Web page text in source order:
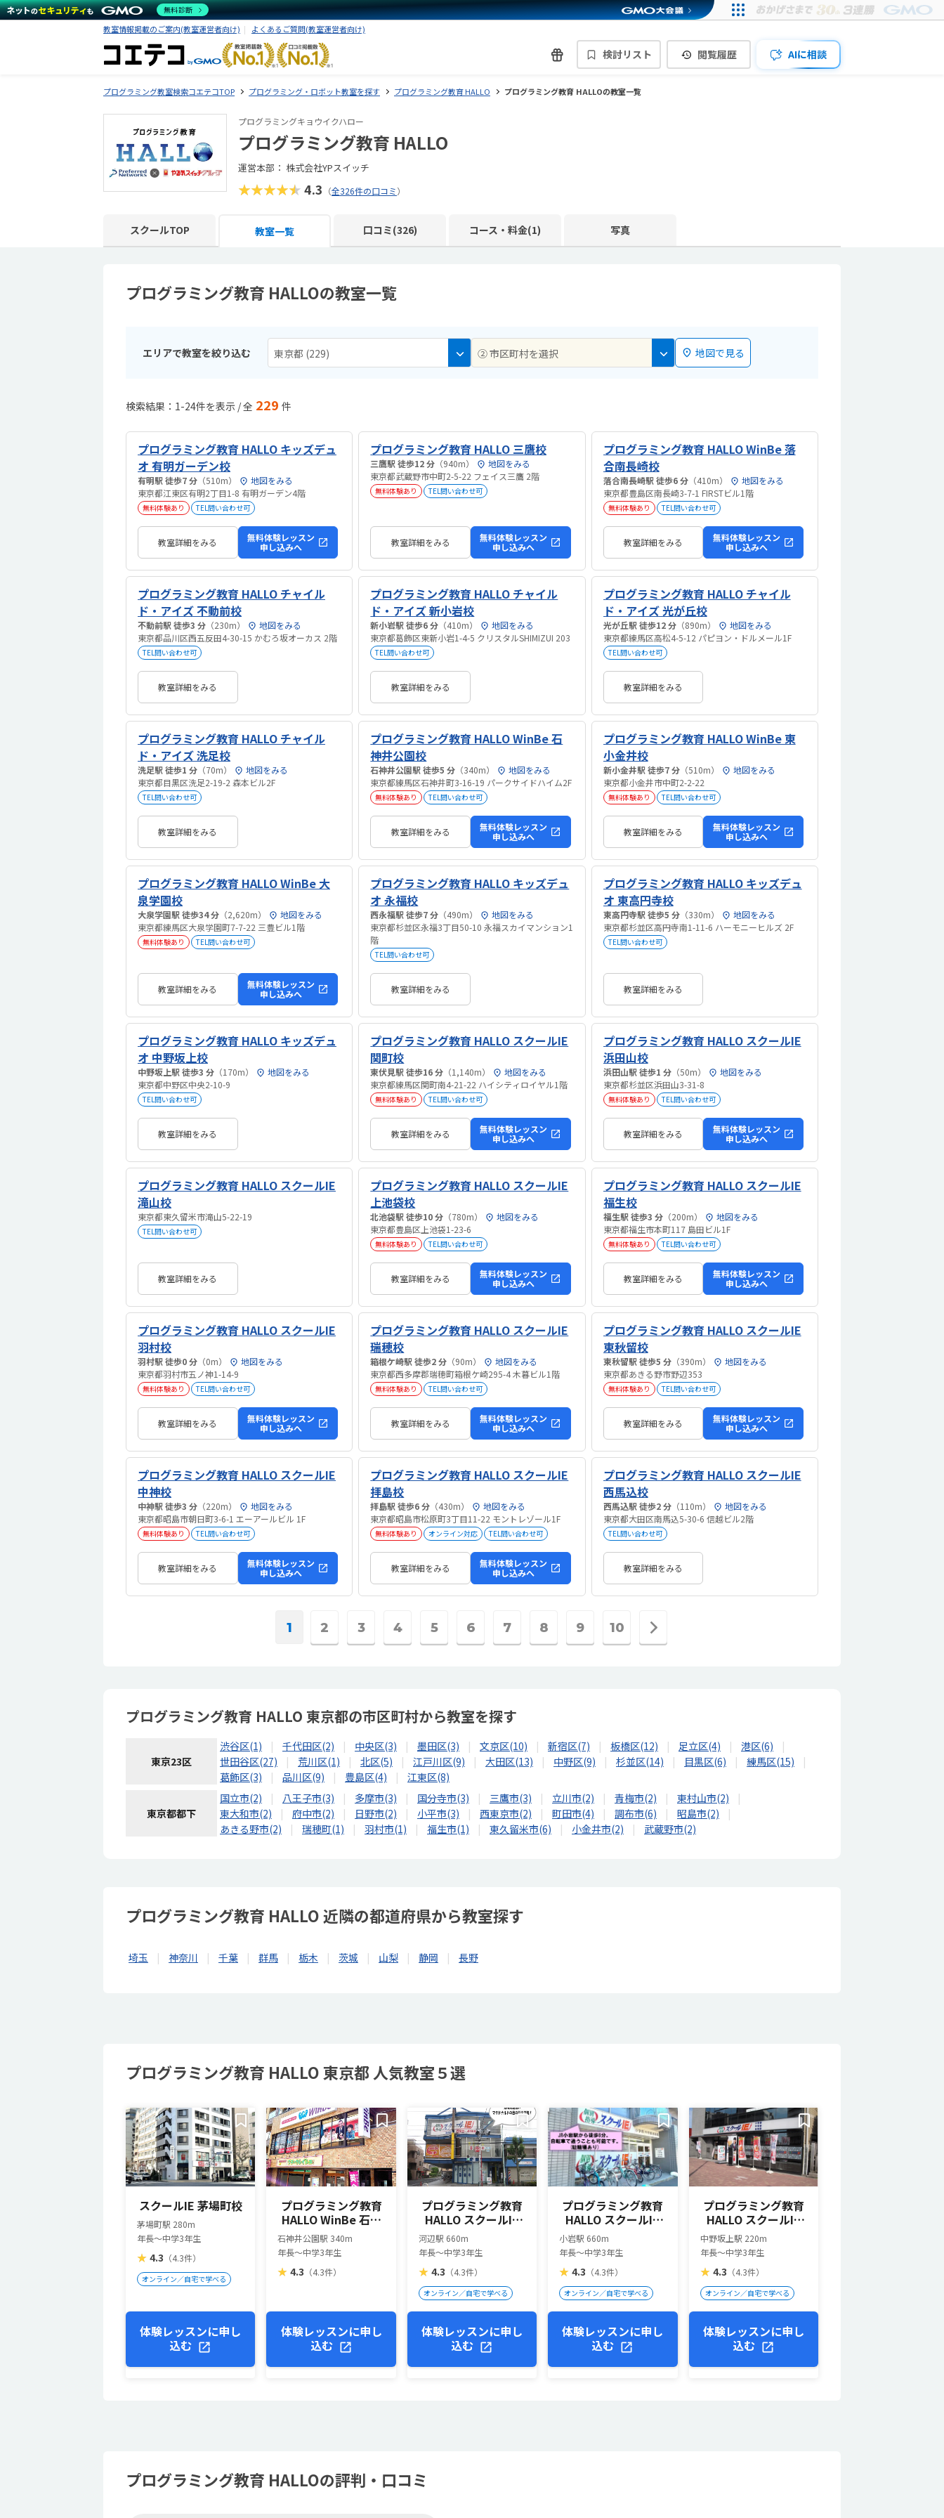
教室情報掲載のご案内(教室運営者向け) よくあるご質問(教室運営者向け)
検討リスト 閲覧履歴 AIに相談
プログラミング教室検索コエテコTOP プログラミング・ロボット教室を探す プログラミング教育 HALLO プログラミング教育 HALLOの教室一覧
プログラミングキョウイクハロー
プログラミング教育 HALLO
運営本部： 株式会社YPスイッチ
★★★★★4.3 （全326件の口コミ）
スクールTOP 教室一覧 口コミ(326) コース・料金(1) 写真
プログラミング教育 HALLOの教室一覧
エリアで教室を絞り込む 東京都 (229) ② 市区町村を選択 地図で見る
検索結果：1-24件を表示 / 全 229 件
プログラミング教育 HALLO キッズデュ
オ 有明ガーデン校
有明駅 徒歩7 分 （510m）
地図をみる
東京都江東区有明2丁目1-8 有明ガーデン4階
無料体験あり TEL問い合わせ可
教室詳細をみる
無料体験レッスン
申し込みへ
プログラミング教育 HALLO 三鷹校
三鷹駅 徒歩12 分 （940m）
地図をみる
東京都武蔵野市中町2-5-22 フェイス三鷹 2階
無料体験あり TEL問い合わせ可
教室詳細をみる
無料体験レッスン
申し込みへ
プログラミング教育 HALLO WinBe 落
合南長崎校
落合南長崎駅 徒歩6 分（410m）
地図をみる
東京都豊島区南長崎3-7-1 FIRSTビル1階
無料体験あり TEL問い合わせ可
教室詳細をみる
無料体験レッスン
申し込みへ
プログラミング教育 HALLO チャイル
ド・アイズ 不動前校
不動前駅 徒歩3 分 （230m）
地図をみる
東京都品川区西五反田4-30-15 かむろ坂オーカス 2階
TEL問い合わせ可
教室詳細をみる
プログラミング教育 HALLO チャイル
ド・アイズ 新小岩校
新小岩駅 徒歩6 分 （410m）
地図をみる
東京都葛飾区東新小岩1-4-5 クリスタルSHIMIZUI 203
TEL問い合わせ可
教室詳細をみる
プログラミング教育 HALLO チャイル
ド・アイズ 光が丘校
光が丘駅 徒歩12 分（890m）
地図をみる
東京都練馬区高松4-5-12 パピヨン・ドルメール1F
TEL問い合わせ可
教室詳細をみる
プログラミング教育 HALLO チャイル
ド・アイズ 洗足校
洗足駅 徒歩1 分 （70m）
地図をみる
東京都目黒区洗足2-19-2 森本ビル2F
TEL問い合わせ可
教室詳細をみる
プログラミング教育 HALLO WinBe 石
神井公園校
石神井公園駅 徒歩5 分 （340m）
地図をみる
東京都練馬区石神井町3-16-19 パークサイドハイム2F
無料体験あり TEL問い合わせ可
教室詳細をみる
無料体験レッスン
申し込みへ
プログラミング教育 HALLO WinBe 東
小金井校
新小金井駅 徒歩7 分（510m）
地図をみる
東京都小金井市中町2-2-22
無料体験あり TEL問い合わせ可
教室詳細をみる
無料体験レッスン
申し込みへ
プログラミング教育 HALLO WinBe 大
泉学園校
大泉学園駅 徒歩34 分 （2,620m）
地図をみる
東京都練馬区大泉学園町7-7-22 三豊ビル1階
無料体験あり TEL問い合わせ可
教室詳細をみる
無料体験レッスン
申し込みへ
プログラミング教育 HALLO キッズデュ
オ 永福校
西永福駅 徒歩7 分 （490m）
地図をみる
東京都杉並区永福3丁目50-10 永福スカイマンション1
階
TEL問い合わせ可
教室詳細をみる
プログラミング教育 HALLO キッズデュ
オ 東高円寺校
東高円寺駅 徒歩5 分（330m）
地図をみる
東京都杉並区高円寺南1-11-6 ハーモニーヒルズ 2F
TEL問い合わせ可
教室詳細をみる
プログラミング教育 HALLO キッズデュ
オ 中野坂上校
中野坂上駅 徒歩3 分 （170m）
地図をみる
東京都中野区中央2-10-9
TEL問い合わせ可
教室詳細をみる
プログラミング教育 HALLO スクールIE
関町校
東伏見駅 徒歩16 分 （1,140m）
地図をみる
東京都練馬区関町南4-21-22 ハイシティロイヤル1階
無料体験あり TEL問い合わせ可
教室詳細をみる
無料体験レッスン
申し込みへ
プログラミング教育 HALLO スクールIE
浜田山校
浜田山駅 徒歩1 分（50m）
地図をみる
東京都杉並区浜田山3-31-8
無料体験あり TEL問い合わせ可
教室詳細をみる
無料体験レッスン
申し込みへ
プログラミング教育 HALLO スクールIE
滝山校
東京都東久留米市滝山5-22-19
TEL問い合わせ可
教室詳細をみる
プログラミング教育 HALLO スクールIE
上池袋校
北池袋駅 徒歩10 分 （780m）
地図をみる
東京都豊島区上池袋1-23-6
無料体験あり TEL問い合わせ可
教室詳細をみる
無料体験レッスン
申し込みへ
プログラミング教育 HALLO スクールIE
福生校
福生駅 徒歩3 分（200m）
地図をみる
東京都福生市本町117 島田ビル1F
無料体験あり TEL問い合わせ可
教室詳細をみる
無料体験レッスン
申し込みへ
プログラミング教育 HALLO スクールIE
羽村校
羽村駅 徒歩0 分 （0m）
地図をみる
東京都羽村市五ノ神1-14-9
無料体験あり TEL問い合わせ可
教室詳細をみる
無料体験レッスン
申し込みへ
プログラミング教育 HALLO スクールIE
瑞穂校
箱根ケ崎駅 徒歩2 分 （90m）
地図をみる
東京都西多摩郡瑞穂町箱根ケ崎295-4 木暮ビル1階
無料体験あり TEL問い合わせ可
教室詳細をみる
無料体験レッスン
申し込みへ
プログラミング教育 HALLO スクールIE
東秋留校
東秋留駅 徒歩5 分（390m）
地図をみる
東京都あきる野市野辺353
無料体験あり TEL問い合わせ可
教室詳細をみる
無料体験レッスン
申し込みへ
プログラミング教育 HALLO スクールIE
中神校
中神駅 徒歩3 分 （220m）
地図をみる
東京都昭島市朝日町3-6-1 エーアールビル 1F
無料体験あり TEL問い合わせ可
教室詳細をみる
無料体験レッスン
申し込みへ
プログラミング教育 HALLO スクールIE
拝島校
拝島駅 徒歩6 分 （430m）
地図をみる
東京都昭島市松原町3丁目11-22 モントレゾール1F
無料体験あり オンライン対応 TEL問い合わせ可
教室詳細をみる
無料体験レッスン
申し込みへ
プログラミング教育 HALLO スクールIE
西馬込校
西馬込駅 徒歩2 分（110m）
地図をみる
東京都大田区南馬込5-30-6 信越ビル2階
TEL問い合わせ可
教室詳細をみる
1 2 3 4 5 6 7 8 9 10
次
プログラミング教育 HALLO 東京都の市区町村から教室を探す
東京23区
渋谷区(1) 千代田区(2) 中央区(3) 墨田区(3) 文京区(10) 新宿区(7) 板橋区(12) 足立区(4)
港区(6)
世田谷区(27)
荒川区(1) 北区(5) 江戸川区(9) 大田区(13) 中野区(9) 杉並区(14) 目黒区(6)
練馬区(15)
葛飾区(3)
品川区(9) 豊島区(4) 江東区(8)
東京都都下
国立市(2) 八王子市(3) 多摩市(3) 国分寺市(3) 三鷹市(3) 立川市(2) 青梅市(2)
東村山市(2)
東大和市(2)
府中市(2) 日野市(2) 小平市(3) 西東京市(2) 町田市(4) 調布市(6)
昭島市(2)
あきる野市(2)
瑞穂町(1) 羽村市(1) 福生市(1) 東久留米市(6) 小金井市(2) 武蔵野市(2)
プログラミング教育 HALLO 近隣の都道府県から教室探す
埼玉 神奈川 千葉 群馬 栃木 茨城 山梨 静岡 長野
プログラミング教育 HALLO 東京都 人気教室５選
スクールIE 茅場町校
茅場町駅 280m
年長～中学3年生
★ 4.3 （4.3件）
オンライン／自宅で学べる
体験レッスンに申し
込む
プログラミング教育
HALLO WinBe 石神
井公園校
石神井公園駅 340m
年長～中学3年生
★ 4.3 （4.3件）
体験レッスンに申し
込む
プログラミング教育
HALLO スクールIE
河辺校
河辺駅 660m
年長～中学3年生
★ 4.3 （4.3件）
オンライン／自宅で学べる
体験レッスンに申し
込む
プログラミング教育
HALLO スクールIE
小岩校
小岩駅 660m
年長～中学3年生
★ 4.3 （4.3件）
オンライン／自宅で学べる
体験レッスンに申し
込む
プログラミング教育
HALLO スクールIE
中野坂上校
中野坂上駅 220m
年長～中学3年生
★ 4.3 （4.3件）
オンライン／自宅で学べる
体験レッスンに申し
込む
プログラミング教育 HALLOの評判・口コミ
無料診断